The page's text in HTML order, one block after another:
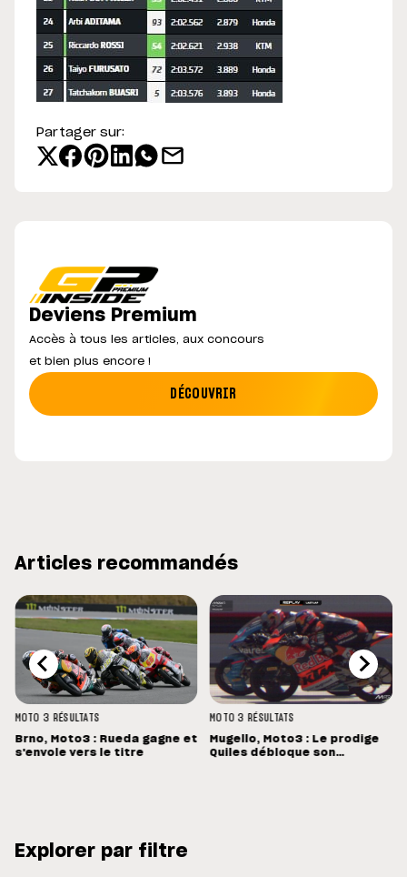
Partager sur:
Deviens Premium
Accès à tous les articles, aux concours
et bien plus encore !
DÉCOUVRIR
Articles recommandés
MOTO 3 RÉSULTATS
Brno, Moto3 : Rueda gagne et
s'envole vers le titre
MOTO 3 RÉSULTATS
Mugello, Moto3 : Le prodige
Quiles débloque son
Explorer par filtre